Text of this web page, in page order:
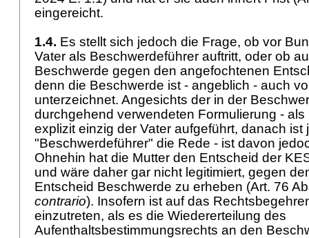
eingereicht.
1.4. Es stellt sich jedoch die Frage, ob vor
Vater als Beschwerdeführer auftritt, oder ob
Beschwerde gegen den angefochtenen
denn die Beschwerde ist - angeblich - auch
unterzeichnet. Angesichts der in der
durchgehend verwendeten Formulierung -
explizit einzig der Vater aufgeführt, danach ist
"Beschwerdeführer" die Rede - ist davon
Ohnehin hat die Mutter den Entscheid der
und wäre daher gar nicht legitimiert, gegen
Entscheid Beschwerde zu erheben (Art. 76
contrario). Insofern ist auf das
einzutreten, als es die Wiedererteilung des
Aufenthaltsbestimmungsrechts an den